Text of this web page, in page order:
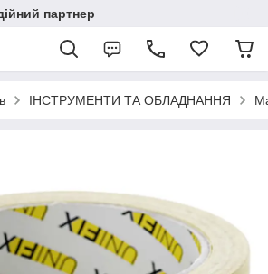
партнер
ІНСТРУМЕНТИ ТА ОБЛАДНАННЯ